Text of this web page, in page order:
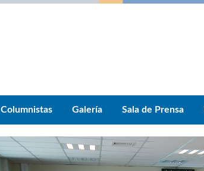
Columnistas Galería Sala de Prensa